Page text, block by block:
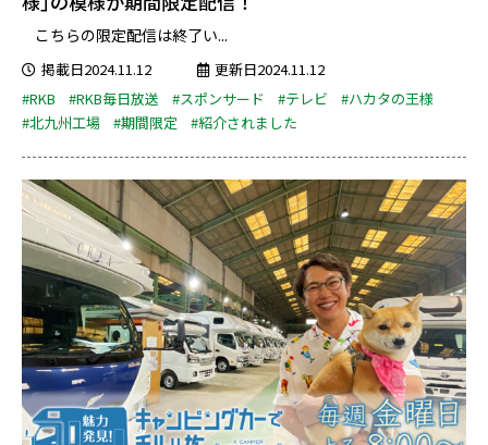
こちらの限定配信は終了い...
掲載日2024.11.12
更新日2024.11.12
#RKB
#RKB毎日放送 #スポンサード #テレビ
#ハカタの王様
#北九州工場
#期間限定 #紹介されました